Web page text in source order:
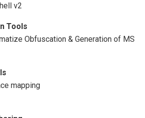
v2
Tools
Obfuscation & Generation of MS
mapping